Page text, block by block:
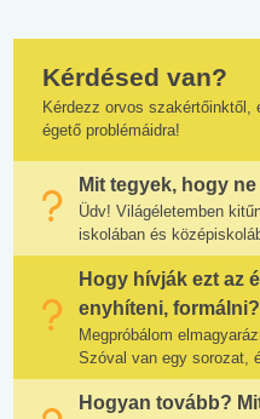
Kérdésed van?
Kérdezz orvos
égető problémáidra!
Mit tegyek, hogy
Üdv! Világéletemben
iskolában és
Hogy hívják ezt az
enyhíteni, formálni?
Megpróbálom
Szóval van egy sorozat,
Hogyan tovább?